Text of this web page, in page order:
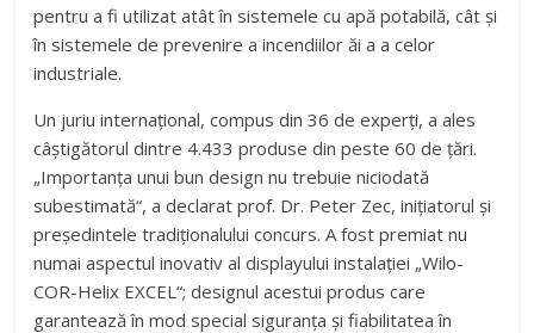
pentru a fi utilizat atât în sistemele cu apă potabilă, cât și
în sistemele de prevenire a incendiilor ăi a a celor
industriale.
Un juriu internațional, compus din 36 de experți, a ales
câștigătorul dintre 4.433 produse din peste 60 de țări.
„Importanța unui bun design nu trebuie niciodată
subestimată“, a declarat prof. Dr. Peter Zec, inițiatorul și
președintele tradiționalului concurs. A fost premiat nu
numai aspectul inovativ al displayului instalației „Wilo-
COR-Helix EXCEL“; designul acestui produs care
garantează în mod special siguranța și fiabilitatea în